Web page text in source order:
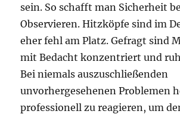
sein. So schafft man Sicherheit
Observieren. Hitzköpfe sind im
eher fehl am Platz. Gefragt sind
mit Bedacht konzentriert und
Bei niemals auszuschließenden
unvorhergesehenen Problemen
professionell zu reagieren, um